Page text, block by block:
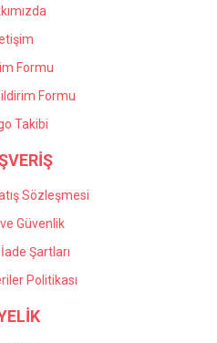
Formu
Formu
Takibi
Sözleşmesi
Güvenlik
Şartları
Politikası